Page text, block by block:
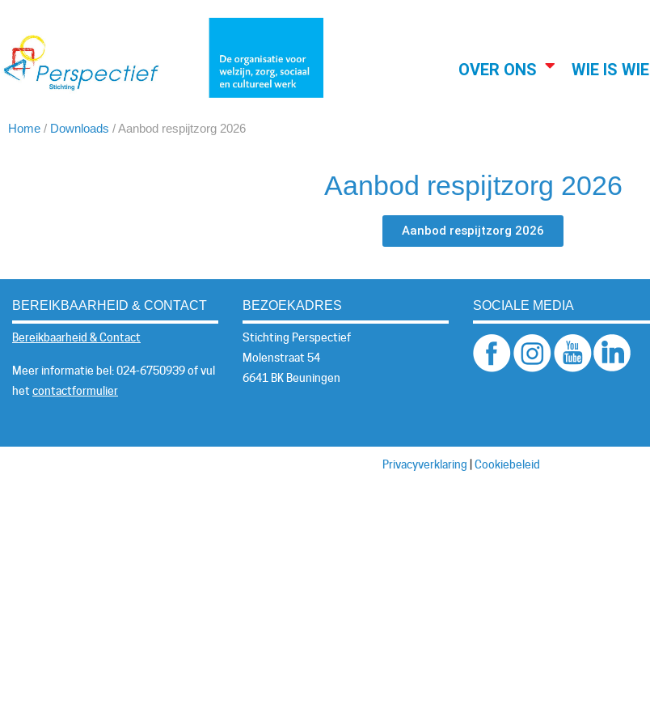
OVER ONS WIE IS WIE
Home / Downloads /Aanbod respijtzorg 2026
Aanbod respijtzorg 2026
Aanbod respijtzorg 2026
BEREIKBAARHEID & CONTACT
Bereikbaarheid & Contact
Meer informatie bel: 024-6750939 of vul
hetcontactformulier
BEZOEKADRES
Stichting Perspectief
Molenstraat 54
6641 BK Beuningen
SOCIALE MEDIA
Privacyverklaring Cookiebeleid